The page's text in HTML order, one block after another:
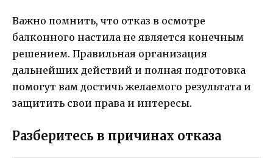
Важно помнить, что отказ в осмотре
балконного настила не является конечным
решением. Правильная организация
дальнейших действий и полная подготовка
помогут вам достичь желаемого результата и
защитить свои права и интересы.
Разберитесь в причинах отказа